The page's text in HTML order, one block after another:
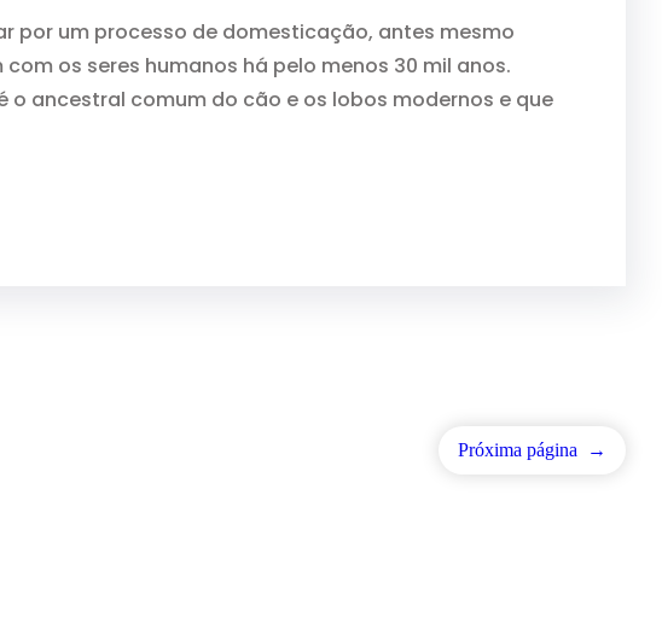
por um processo de domesticação, antes mesmo
os seres humanos há pelo menos 30 mil anos.
o ancestral comum do cão e os lobos modernos e que
Próxima página →